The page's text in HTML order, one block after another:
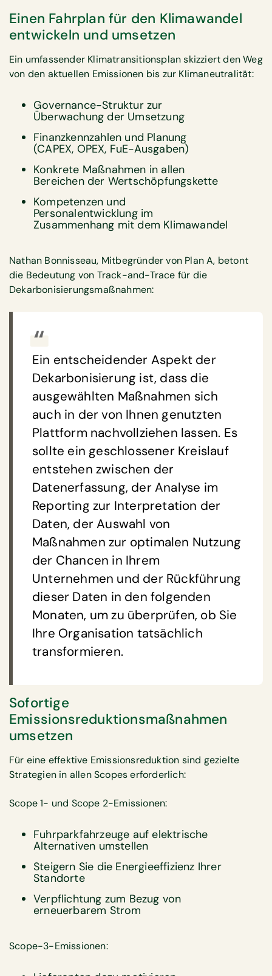
Einen Fahrplan für den Klimawandel
entwickeln und umsetzen
Ein umfassender Klimatransitionsplan skizziert den Weg
von den aktuellen Emissionen bis zur Klimaneutralität:
Governance-Struktur zur
Überwachung der Umsetzung
Finanzkennzahlen und Planung
(CAPEX, OPEX, FuE-Ausgaben)
Konkrete Maßnahmen in allen
Bereichen der Wertschöpfungskette
Kompetenzen und
Personalentwicklung im
Zusammenhang mit dem Klimawandel
Nathan Bonnisseau, Mitbegründer von Plan A, betont
die Bedeutung von Track-and-Trace für die
Dekarbonisierungsmaßnahmen:
Ein entscheidender Aspekt der
Dekarbonisierung ist, dass die
ausgewählten Maßnahmen sich
auch in der von Ihnen genutzten
Plattform nachvollziehen lassen. Es
sollte ein geschlossener Kreislauf
entstehen zwischen der
Datenerfassung, der Analyse im
Reporting zur Interpretation der
Daten, der Auswahl von
Maßnahmen zur optimalen Nutzung
der Chancen in Ihrem
Unternehmen und der Rückführung
dieser Daten in den folgenden
Monaten, um zu überprüfen, ob Sie
Ihre Organisation tatsächlich
transformieren.
Sofortige
Emissionsreduktionsmaßnahmen
umsetzen
Für eine effektive Emissionsreduktion sind gezielte
Strategien in allen Scopes erforderlich:
Scope 1- und Scope 2-Emissionen:
Fuhrparkfahrzeuge auf elektrische
Alternativen umstellen
Steigern Sie die Energieeffizienz Ihrer
Standorte
Verpflichtung zum Bezug von
erneuerbarem Strom
Scope-3-Emissionen: